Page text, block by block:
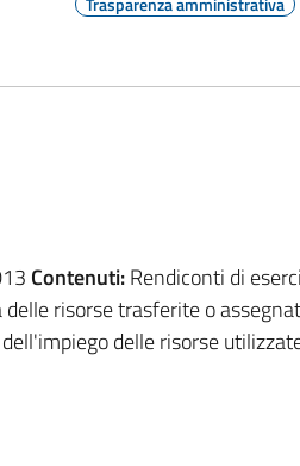
Contenuti:Rendiconti di
risorse trasferite o
delle risorse